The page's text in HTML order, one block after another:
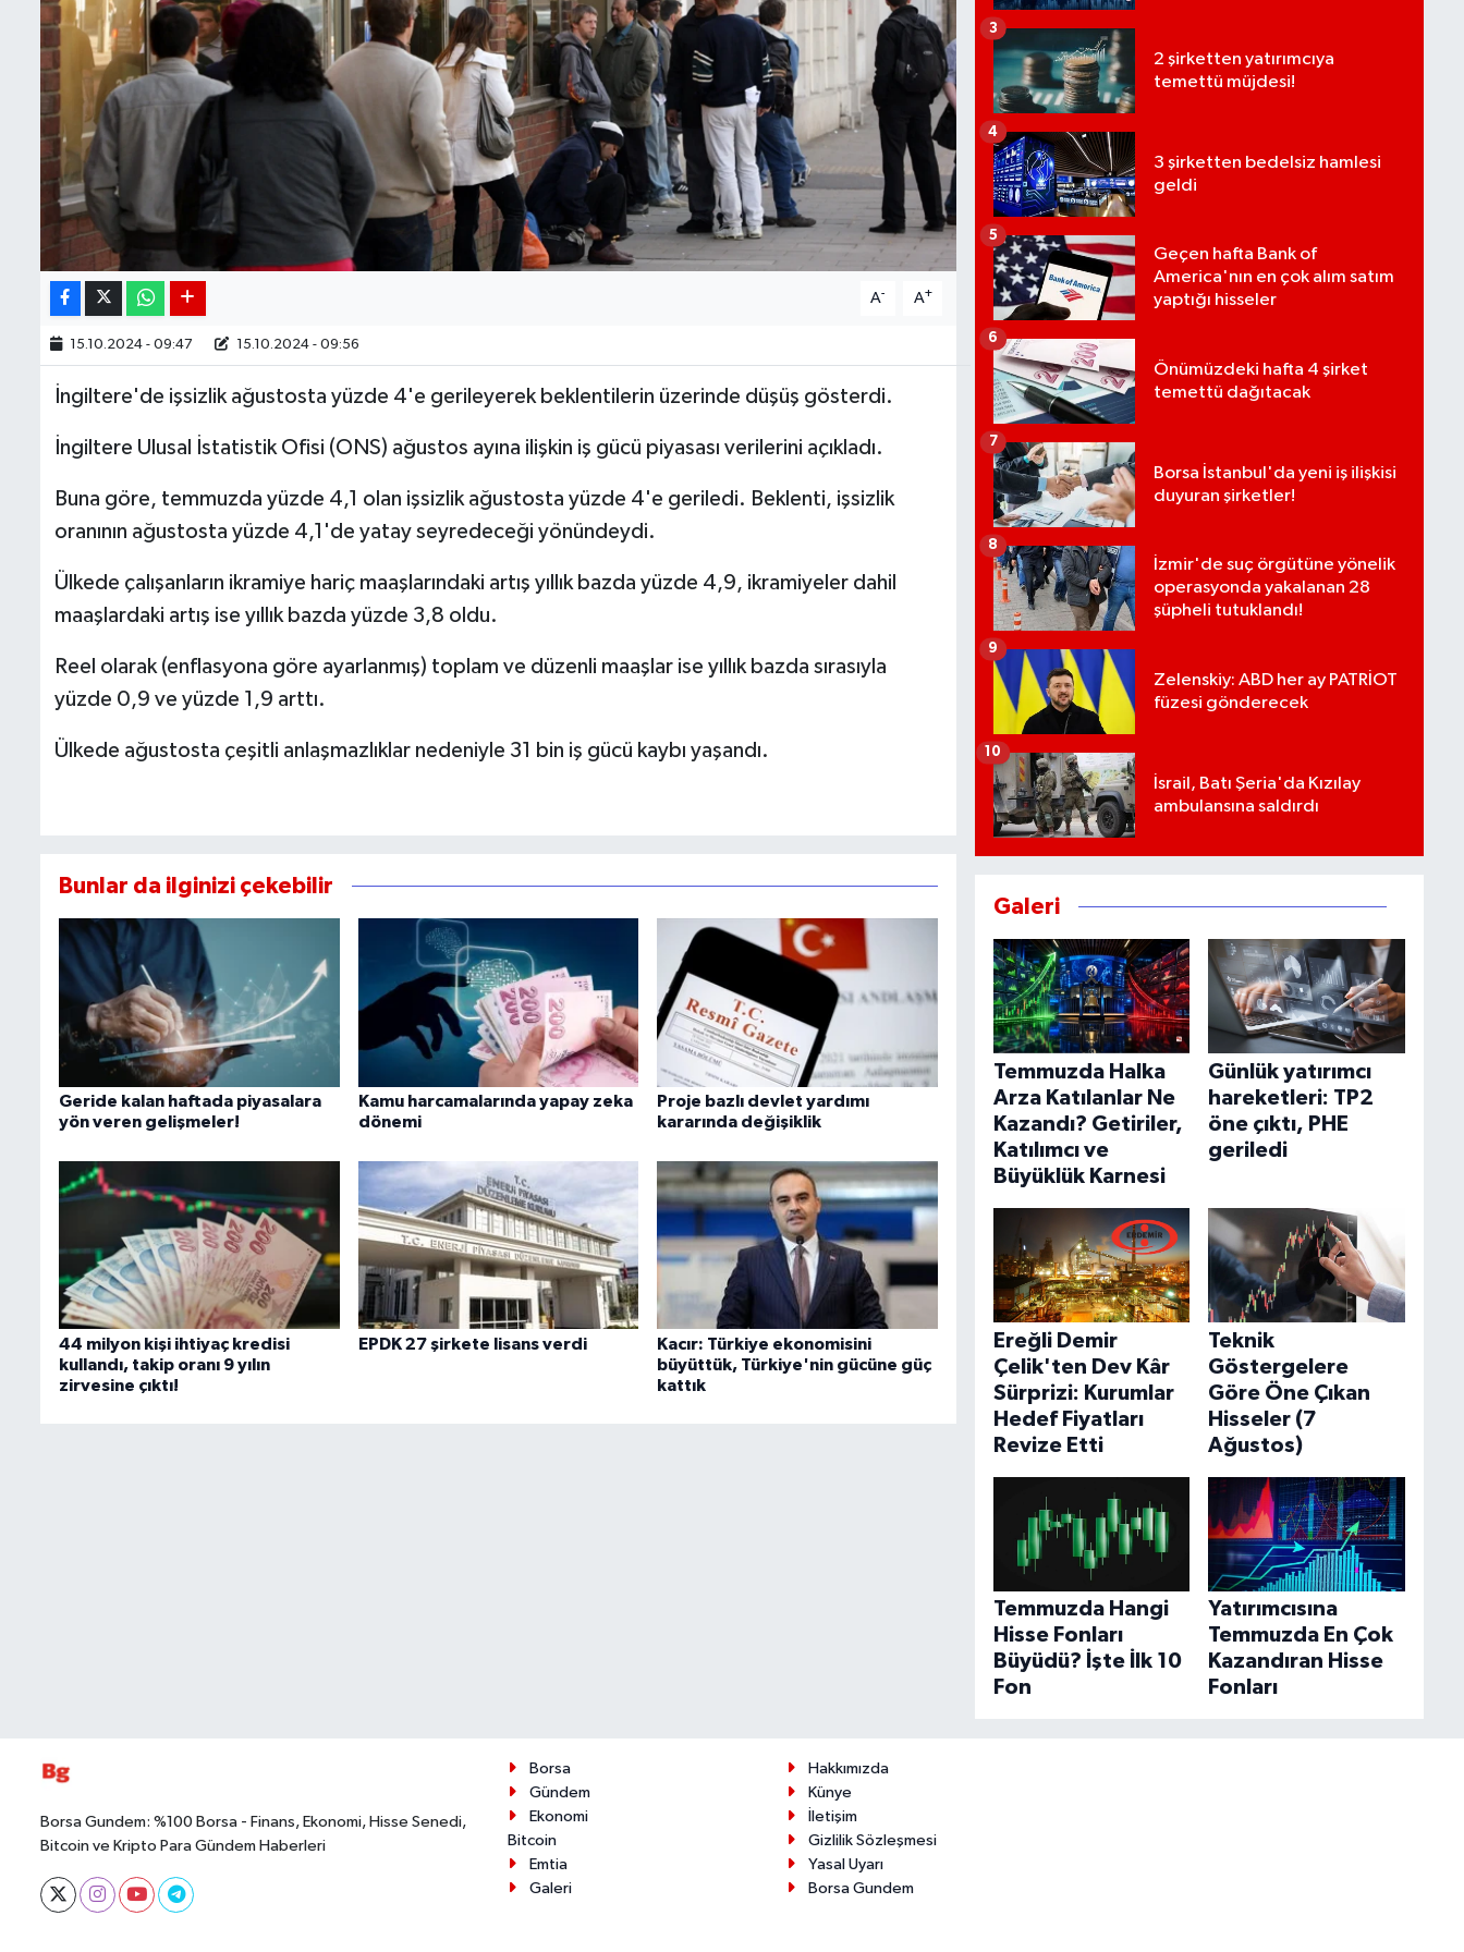
A- A+
15.10.2024 - 09:47 15.10.2024 - 09:56
İngiltere'de işsizlik ağustosta yüzde 4'e gerileyerek beklentilerin üzerinde düşüş gösterdi.
İngiltere Ulusal İstatistik Ofisi (ONS) ağustos ayına ilişkin iş gücü piyasası verilerini açıkladı.
Buna göre, temmuzda yüzde 4,1 olan işsizlik ağustosta yüzde 4'e geriledi. Beklenti, işsizlik
oranının ağustosta yüzde 4,1'de yatay seyredeceği yönündeydi.
Ülkede çalışanların ikramiye hariç maaşlarındaki artış yıllık bazda yüzde 4,9, ikramiyeler dahil
maaşlardaki artış ise yıllık bazda yüzde 3,8 oldu.
Reel olarak (enflasyona göre ayarlanmış) toplam ve düzenli maaşlar ise yıllık bazda sırasıyla
yüzde 0,9 ve yüzde 1,9 arttı.
Ülkede ağustosta çeşitli anlaşmazlıklar nedeniyle 31 bin iş gücü kaybı yaşandı.
Bunlar da ilginizi çekebilir
Geride kalan haftada piyasalara
yön veren gelişmeler!
Kamu harcamalarında yapay zeka
dönemi
Proje bazlı devlet yardımı
kararında değişiklik
44 milyon kişi ihtiyaç kredisi
kullandı, takip oranı 9 yılın
zirvesine çıktı!
EPDK 27 şirkete lisans verdi
Kacır: Türkiye ekonomisini
büyüttük, Türkiye'nin gücüne güç
kattık
2 şirketten yatırımcıya
temettü müjdesi!
3
3 şirketten bedelsiz hamlesi
geldi
4
Geçen hafta Bank of
America'nın en çok alım satım
yaptığı hisseler
5
Önümüzdeki hafta 4 şirket
temettü dağıtacak
6
Borsa İstanbul'da yeni iş ilişkisi
duyuran şirketler!
7
İzmir'de suç örgütüne yönelik
operasyonda yakalanan 28
şüpheli tutuklandı!
8
Zelenskiy: ABD her ay PATRİOT
füzesi gönderecek
9
İsrail, Batı Şeria'da Kızılay
ambulansına saldırdı
10
Galeri
Temmuzda Halka
Arza Katılanlar Ne
Kazandı? Getiriler,
Katılımcı ve
Büyüklük Karnesi
Günlük yatırımcı
hareketleri: TP2
öne çıktı, PHE
geriledi
Ereğli Demir
Çelik'ten Dev Kâr
Sürprizi: Kurumlar
Hedef Fiyatları
Revize Etti
Teknik
Göstergelere
Göre Öne Çıkan
Hisseler (7
Ağustos)
Temmuzda Hangi
Hisse Fonları
Büyüdü? İşte İlk 10
Fon
Yatırımcısına
Temmuzda En Çok
Kazandıran Hisse
Fonları
Borsa Gundem: %100 Borsa - Finans, Ekonomi, Hisse Senedi,
Bitcoin ve Kripto Para Gündem Haberleri
Borsa
Hakkımızda
Gündem
Künye
Ekonomi
İletişim
Bitcoin
Gizlilik Sözleşmesi
Emtia
Yasal Uyarı
Galeri
Borsa Gundem